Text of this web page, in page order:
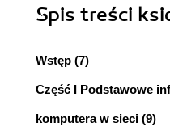
Spis treści
Wstęp (7)
Część I Podstawowe
komputera w sieci (9)